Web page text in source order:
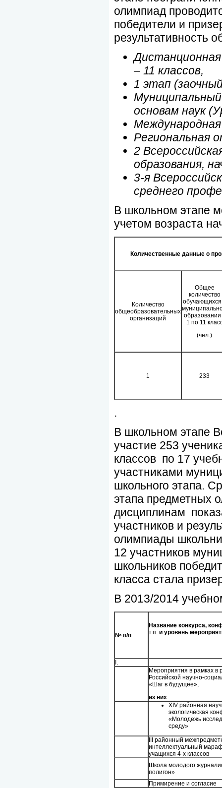
олимпиад
победители и
результативность
– 11 классов,
1 этап
основам наук
Региональная
2
образования,
3-я
среднего
В школьном этапе
учетом возраста
Количественные данные о
Количество
общеобразовательных
организаций
Общее
количество
обучающихся
образовании
1 по 11
(чел.)
1 233
.
В школьном этапе
участие 253
классов по 17
участниками
школьного этапа.
этапа предметных
дисциплинам
участников и
олимпиады
12 участников
школьников
класса стала
В 2013/2014
№ п/п
Название конкурса,
т.п. и уровень
I.
Мероприятия в рамках в
Российской научно-
«Шаг в будущее»,
из них
XIV районная
экологическая
«Молодежь
среду»
III районный
интеллектуальный
учащихся 4-х классов
Школа молодого
полигон»
Примирение и согласие